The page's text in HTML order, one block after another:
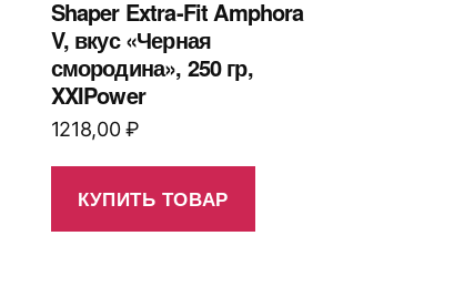
Shaper Extra-Fit Amphora
V, вкус «Черная
смородина», 250 гр,
XXIPower
1218,00₽
КУПИТЬ ТОВАР